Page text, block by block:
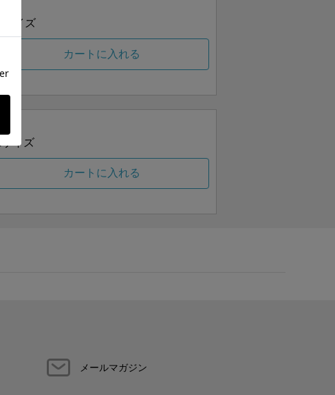
Sサイズ
カートに入れる
Lサイズ
カートに入れる
メールマガジン